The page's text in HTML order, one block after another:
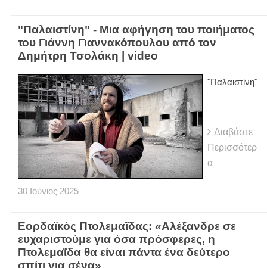
"Παλαιστίνη" - Μια αφήγηση του ποιήματος
του Γιάννη Γιαννακόπουλου από τον
Δημήτρη Τσολάκη | video
"Παλαιστίνη"
Διαβάστε
Περισσότερ
α
30 Ιούνιος 2025
Εορδαϊκός Πτολεμαΐδας: «Αλέξανδρε σε
ευχαριστούμε για όσα πρόσφερες, η
Πτολεμαΐδα θα είναι πάντα ένα δεύτερο
σπίτι για σένα»